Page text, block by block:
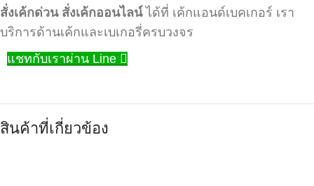
สั่งเค้กด่วน สั่งเค้กออนไลน์ได้ที่ เค้กแอนด์เบคเกอร์ เรา
บริการด้านเค้กและเบเกอรี่ครบวงจร
แชทกับเราผ่าน Line
สินค้าที่เกี่ยวข้อง